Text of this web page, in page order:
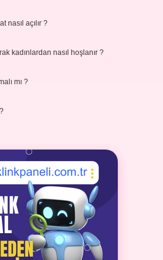
nasıl açılır ?
kadınlardan nasıl hoşlanır ?
mı ?